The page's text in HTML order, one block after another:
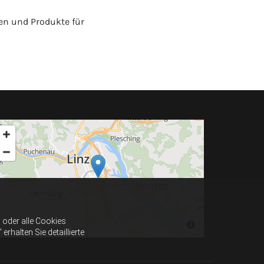
alle Cookies
Sie detaillierte
und Produkte für